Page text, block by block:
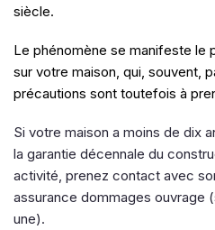
siècle.
Le phénomène se manifeste le
sur votre maison, qui, souvent,
précautions sont toutefois à
Si votre maison a moins de dix
la garantie décennale du
activité, prenez contact avec
assurance dommages ouvrage
une).